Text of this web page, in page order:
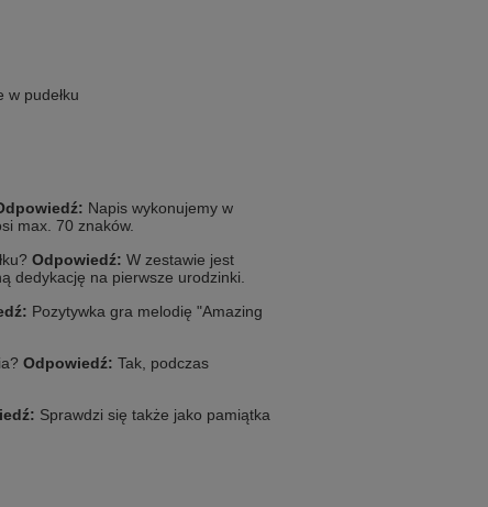
pudełku
Napis wykonujemy w
max. 70 znaków.
Odpowiedź: W zestawie jest
dedykację na pierwsze urodzinki.
Pozytywka gra melodię "Amazing
Odpowiedź: Tak, podczas
Sprawdzi się także jako pamiątka